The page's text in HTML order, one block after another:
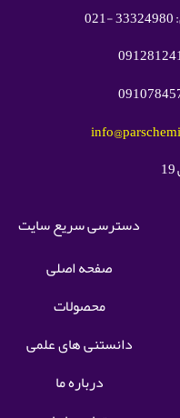
دسترسی سریع سایت
صفحه اصلی
محصولات
دانستنی های علمی
درباره ما